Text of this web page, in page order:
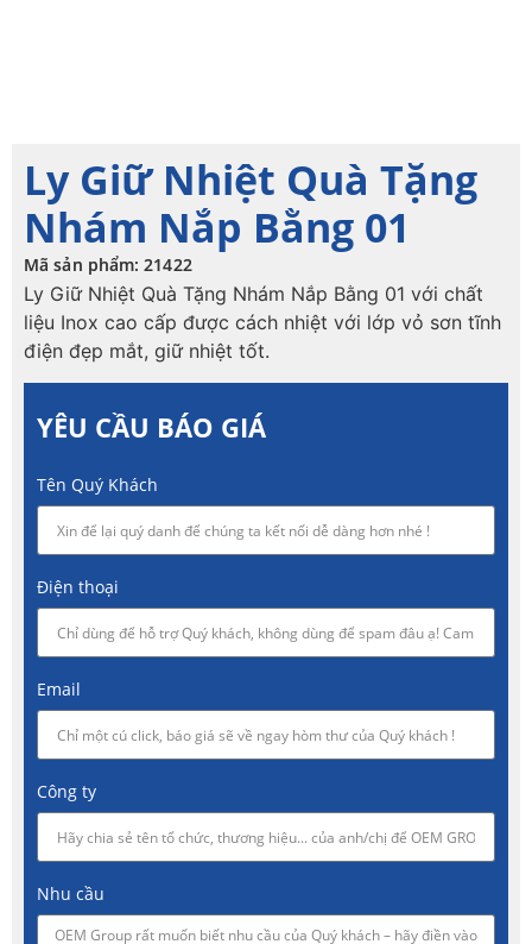
Ly Giữ Nhiệt Quà Tặng
Nhám Nắp Bằng 01
Mã sản phẩm: 21422
Ly Giữ Nhiệt Quà Tặng Nhám Nắp Bằng 01 với chất
liệu Inox cao cấp được cách nhiệt với lớp vỏ sơn tĩnh
điện đẹp mắt, giữ nhiệt tốt.
YÊU CẦU BÁO GIÁ
Tên Quý Khách
Điện thoại
Email
Công ty
Nhu cầu